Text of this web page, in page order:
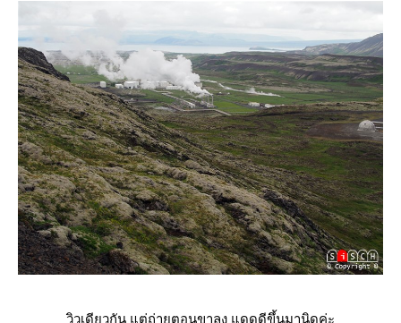
วิวเดียวกัน แต่ถ่ายตอนขาลง แดดดีขึ้นมานิดค่ะ